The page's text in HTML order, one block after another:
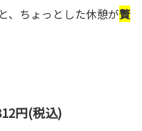
、ちょっとした休憩が贅
円(税込)